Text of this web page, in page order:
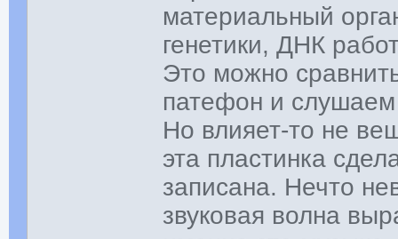
материальный
генетики, ДНК
Это можно
патефон и слушаем
Но влияет-то не
эта пластинка
записана. Нечто
звуковая волна